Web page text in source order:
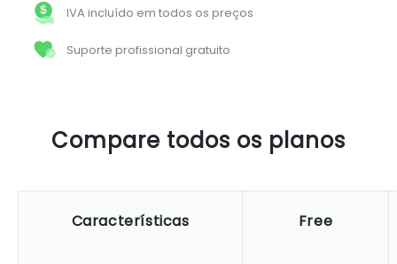
IVA incluído em todos os preços
Suporte profissional gratuito
Compare todos os planos
Características Free